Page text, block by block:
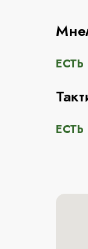
ЕСТЬ
ЕСТЬ